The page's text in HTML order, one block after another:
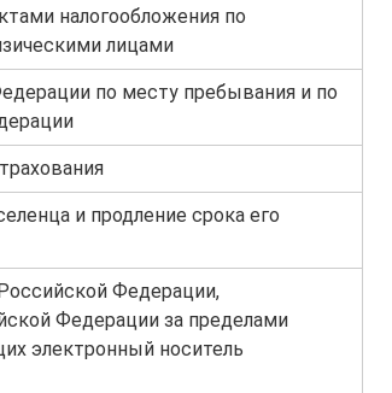
налогообложения по
лицами
по месту пребывания и по
и продление срока его
Федерации,
Федерации за пределами
электронный носитель